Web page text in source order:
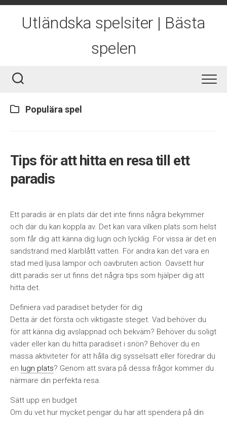
Skip
contentUtländska spelsiter | Bästa
spelen
Populära spel
Tips för att hitta en resa till ett
paradis
Ett paradis är en plats där det inte finns några bekymmer
och där du kan koppla av. Det kan vara vilken plats som helst
som får dig att känna dig lugn och lycklig. För vissa är det en
sandstrand med klarblått vatten. För andra kan det vara en
stad med ljusa lampor och oavbruten action. Oavsett hur
ditt paradis ser ut finns det några tips som hjälper dig att
hitta det.
Definiera vad paradiset betyder för dig
Detta är det första och viktigaste steget. Vad behöver du
för att känna dig avslappnad och bekväm? Behöver du soligt
väder eller kan du hitta paradiset i snön? Behöver du en
massa aktiviteter för att hålla dig sysselsatt eller föredrar du
en lugn plats? Genom att svara på dessa frågor kommer du
närmare din perfekta resa.
Sätt upp en budget
Om du vet hur mycket pengar du har att spendera på din